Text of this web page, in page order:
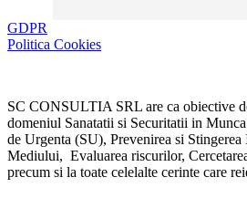
GDPR
Politica Cookies
SC CONSULTIA SRL are ca obiective
domeniul Sanatatii si Securitatii in
de Urgenta (SU), Prevenirea si
Mediului, Evaluarea riscurilor,
precum si la toate celelalte cerinte care